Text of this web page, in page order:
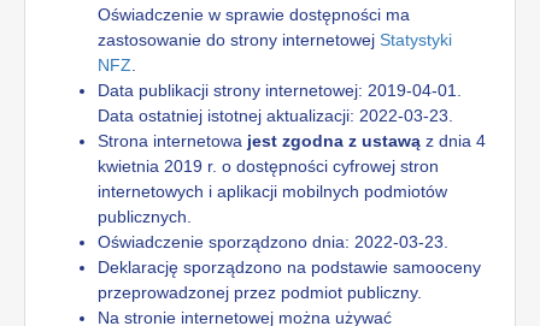
Oświadczenie w sprawie dostępności ma
zastosowanie do strony internetowej Statystyki
NFZ
Data publikacji strony internetowej: 2019-04-01
Data ostatniej istotnej aktualizacji: 2022-03-23
Strona internetowa jest zgodna z ustawą z dnia 4
kwietnia 2019 r. o dostępności cyfrowej stron
internetowych i aplikacji mobilnych podmiotów
publicznych.
Oświadczenie sporządzono dnia: 2022-03-23
Deklarację sporządzono na podstawie samooceny
przeprowadzonej przez podmiot publiczny.
Na stronie internetowej można używać